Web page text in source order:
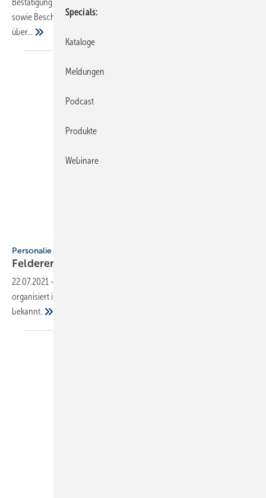
sowie Beschlussfassungen. Im Bericht des Vorstandes wurde
über...
Personalie
Felderer: Vorstand organisiert sich
22.07.2021 -
organisiert ihren Vorstand neu und gibt vier Veränderungen
bekannt.
Specials
Kataloge
Meldungen
Podcast
Produkte
Webinare